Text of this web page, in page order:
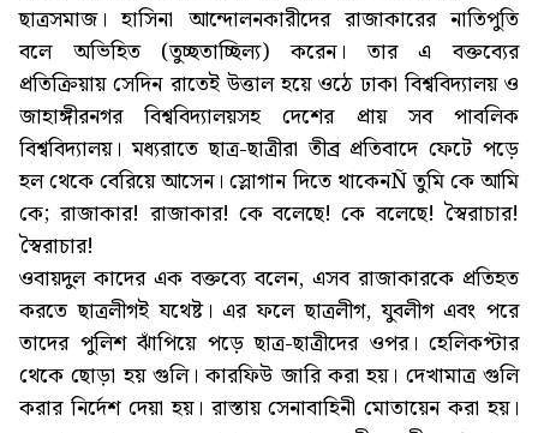
ছাত্রসমাজ। হাসিনা আন্দোলনকারীদের রাজাকারের নাতিপুতি
বলে অভিহিত (তুচ্ছতাচ্ছিল্য) করেন। তার এ বক্তব্যের
প্রতিক্রিয়ায় সেদিন রাতেই উত্তাল হয়ে ওঠে ঢাকা বিশ্ববিদ্যালয় ও
জাহাঙ্গীরনগর বিশ্ববিদ্যালয়সহ দেশের প্রায় সব পাবলিক
বিশ্ববিদ্যালয়। মধ্যরাতে ছাত্র-ছাত্রীরা তীব্র প্রতিবাদে ফেটে পড়ে
হল থেকে বেরিয়ে আসেন। স্লোগান দিতে থাকেনÑ তুমি কে আমি
কে; রাজাকার! রাজাকার! কে বলেছে! কে বলেছে! স্বৈরাচার!
স্বৈরাচার!
ওবায়দুল কাদের এক বক্তব্যে বলেন, এসব রাজাকারকে প্রতিহত
করতে ছাত্রলীগই যথেষ্ট। এর ফলে ছাত্রলীগ, যুবলীগ এবং পরে
তাদের পুলিশ ঝাঁপিয়ে পড়ে ছাত্র-ছাত্রীদের ওপর। হেলিকপ্টার
থেকে ছোড়া হয় গুলি। কারফিউ জারি করা হয়। দেখামাত্র গুলি
করার নির্দেশ দেয়া হয়। রাস্তায় সেনাবাহিনী মোতায়েন করা হয়।